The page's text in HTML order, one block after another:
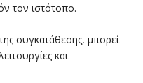
τον ιστότοπο.
συγκατάθεσης, μπορεί
και